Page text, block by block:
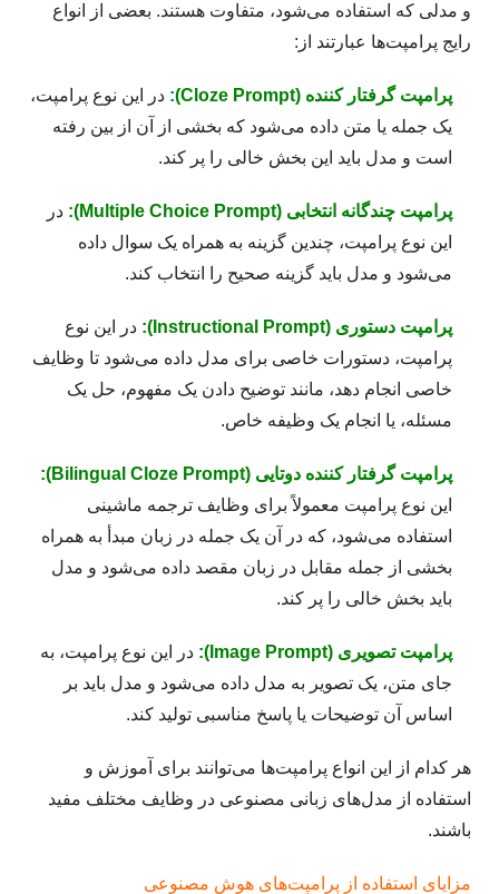
و مدلی که استفاده می‌شود، متفاوت هستند. بعضی از انواع
رایج پرامپت‌ها عبارتند از:
پرامپت گرفتار کننده (Cloze Prompt):
در این نوع پرامپت،
یک جمله یا متن داده می‌شود که بخشی از آن از بین رفته
است و مدل باید این بخش خالی را پر کند.
پرامپت چندگانه انتخابی (Multiple Choice Prompt):
در
این نوع پرامپت، چندین گزینه به همراه یک سوال داده
می‌شود و مدل باید گزینه صحیح را انتخاب کند.
پرامپت دستوری (Instructional Prompt):
در این نوع
پرامپت، دستورات خاصی برای مدل داده می‌شود تا وظایف
خاصی انجام دهد، مانند توضیح دادن یک مفهوم، حل یک
مسئله، یا انجام یک وظیفه خاص.
پرامپت گرفتار کننده دوتایی (Bilingual Cloze Prompt):
این نوع پرامپت معمولاً برای وظایف ترجمه ماشینی
استفاده می‌شود، که در آن یک جمله در زبان مبدأ به همراه
بخشی از جمله مقابل در زبان مقصد داده می‌شود و مدل
باید بخش خالی را پر کند.
پرامپت تصویری (Image Prompt):
در این نوع پرامپت، به
جای متن، یک تصویر به مدل داده می‌شود و مدل باید بر
اساس آن توضیحات یا پاسخ مناسبی تولید کند.
هر کدام از این انواع پرامپت‌ها می‌توانند برای آموزش و
استفاده از مدل‌های زبانی مصنوعی در وظایف مختلف مفید
باشند.
مزایای استفاده از پرامپت‌های هوش مصنوعی